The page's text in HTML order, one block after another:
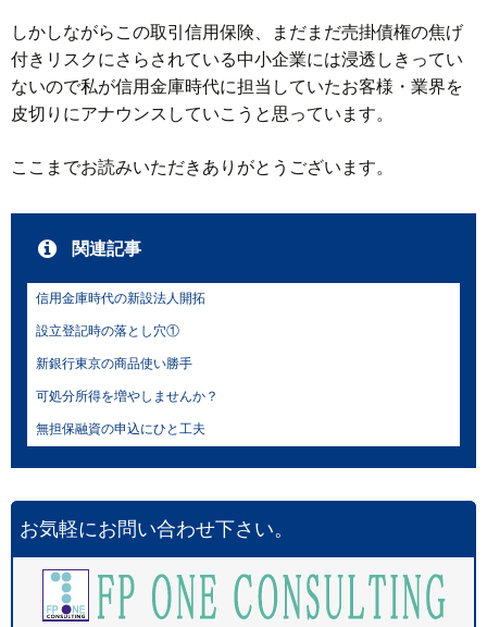
しかしながらこの取引信用保険、まだまだ売掛債権の焦げ
付きリスクにさらされている中小企業には浸透しきってい
ないので私が信用金庫時代に担当していたお客様・業界を
皮切りにアナウンスしていこうと思っています。
ここまでお読みいただきありがとうございます。
関連記事
信用金庫時代の新設法人開拓
設立登記時の落とし穴①
新銀行東京の商品使い勝手
可処分所得を増やしませんか？
無担保融資の申込にひと工夫
お気軽にお問い合わせ下さい。